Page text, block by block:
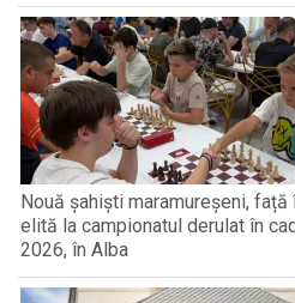
Nouă șahiști maramureșeni,
elită la campionatul derulat în
2026, în Alba